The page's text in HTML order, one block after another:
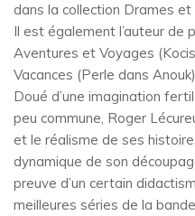
dans la collection Drames et
Il est également l’auteur de
Aventures et Voyages
Vacances (Perle dans
Doué d’une imagination
peu commune, Roger
et le réalisme de ses
dynamique de son
preuve d’un certain
meilleures séries de la